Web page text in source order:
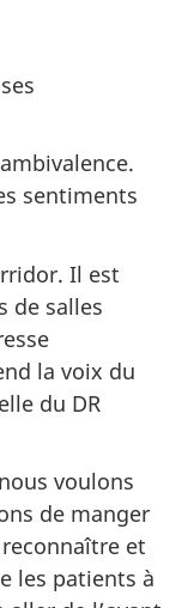
sentiments
Il est
de salles
la voix du
du DR
voulons
de manger
et
les patients à